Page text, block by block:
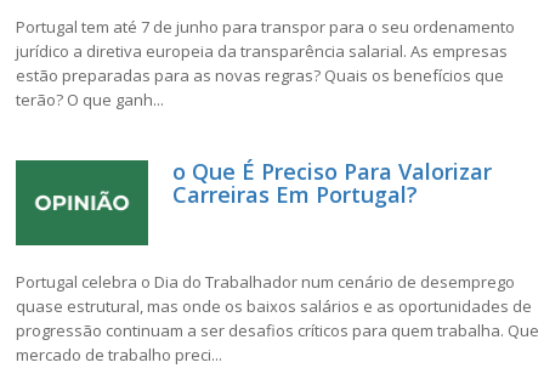
Portugal tem até 7 de junho para transpor para o seu ordenamento
jurídico a diretiva europeia da transparência salarial. As empresas
estão preparadas para as novas regras? Quais os benefícios que
terão? O que ganh...
o Que É Preciso Para Valorizar
Carreiras Em Portugal?
Portugal celebra o Dia do Trabalhador num cenário de desemprego
quase estrutural, mas onde os baixos salários e as oportunidades de
progressão continuam a ser desafios críticos para quem trabalha. Que
mercado de trabalho preci...